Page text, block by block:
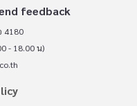
feedback
4180
- 18.00 น)